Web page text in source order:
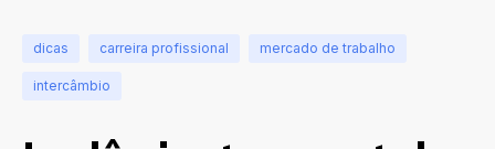
dicas carreira profissional mercado de trabalho
intercâmbio